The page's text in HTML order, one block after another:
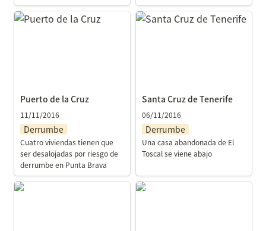
Puerto de la Cruz
Puerto de la Cruz
11/11/2016
Derrumbe
Cuatro viviendas tienen que
ser desalojadas por riesgo de
derrumbe en Punta Brava
Santa Cruz de Tenerife
Santa Cruz de Tenerife
06/11/2016
Derrumbe
Una casa abandonada de El
Toscal se viene abajo
Arrecife Santa Cruz de la Palma